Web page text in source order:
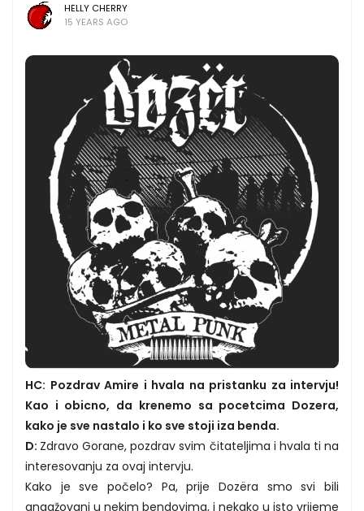
HELLY CHERRY
15 YEARS AGO
HC: Pozdrav Amire i hvala na pristanku za intervju!
Kao i obicno, da krenemo sa pocetcima Dozera,
kako je sve nastalo i ko sve stoji iza benda.
D: Zdravo Gorane, pozdrav svim čitateljima i hvala ti na
interesovanju za ovaj intervju.
Kako je sve počelo? Pa, prije Dozëra smo svi bili
angažovani u nekim bendovima, i nekako u isto vrijeme